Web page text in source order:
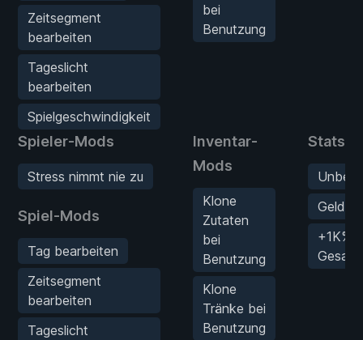
Zeitsegment
bearbeiten
Tageslicht
bearbeiten
Spielgeschwindigkeit
bei
Benutzung
Spieler-Mods
Stress nimmt nie zu
Spiel-Mods
Tag bearbeiten
Zeitsegment
bearbeiten
Tageslicht
Inventar-
Mods
Klone
Zutaten
bei
Benutzung
Klone
Tränke bei
Benutzung
Stats-
Geld
+1K%